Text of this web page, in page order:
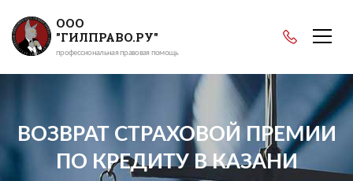
ООО
"ГИЛПРАВО.РУ"
профессиональная правовая помощь
ВОЗВРАТ СТРАХОВОЙ ПРЕМИИ
ПО КРЕДИТУ В КАЗАНИ